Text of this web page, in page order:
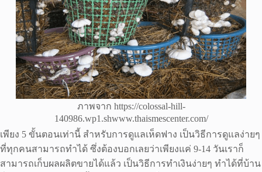
ภาพจาก https://colossal-hill-
140986.wp1.shwww.thaismescenter.com/
เพียง 5 ขั้นตอนเท่านี้ สำหรับการดูแลเห็ดฟาง เป็นวิธีการดูแลง่ายๆ
ที่ทุกคนสามารถทำได้ ซึ่งต้องบอกเลยว่าเพียงแค่ 9-14 วันเราก็
สามารถเก็บผลผลิตขายได้แล้ว เป็นวิธีการทำเงินง่ายๆ ทำได้ที่บ้าน